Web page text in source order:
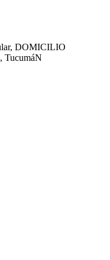
DOMICILIO
TucumáN